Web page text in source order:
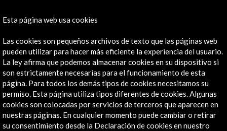
Idioma: Español e inglés
Editado por
- Acción Cultural Española
Esta página web usa cookies
Las cookies son pequeños archivos de texto que las páginas web
pueden utilizar para hacer más eficiente la experiencia del usuario.
La ley afirma que podemos almacenar cookies en su dispositivo si
son estrictamente necesarias para el funcionamiento de esta
página. Para todos los demás tipos de cookies necesitamos su
permiso. Esta página utiliza tipos diferentes de cookies. Algunas
cookies son colocadas por servicios de terceros que aparecen en
nuestras páginas. En cualquier momento puede cambiar o retirar
su consentimiento desde la Declaración de cookies en nuestro